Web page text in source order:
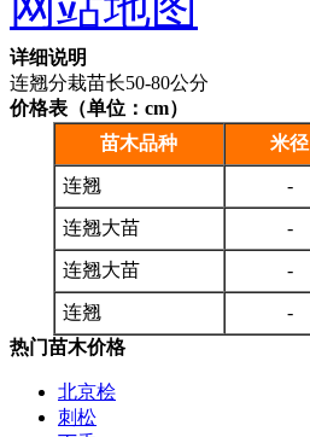
详细说明
连翘分栽苗长50-80公分
价格表（单位：cm）
苗木品种
米径
连翘 -
连翘大苗 -
连翘大苗 -
连翘 -
热门苗木价格
北京桧
刺松